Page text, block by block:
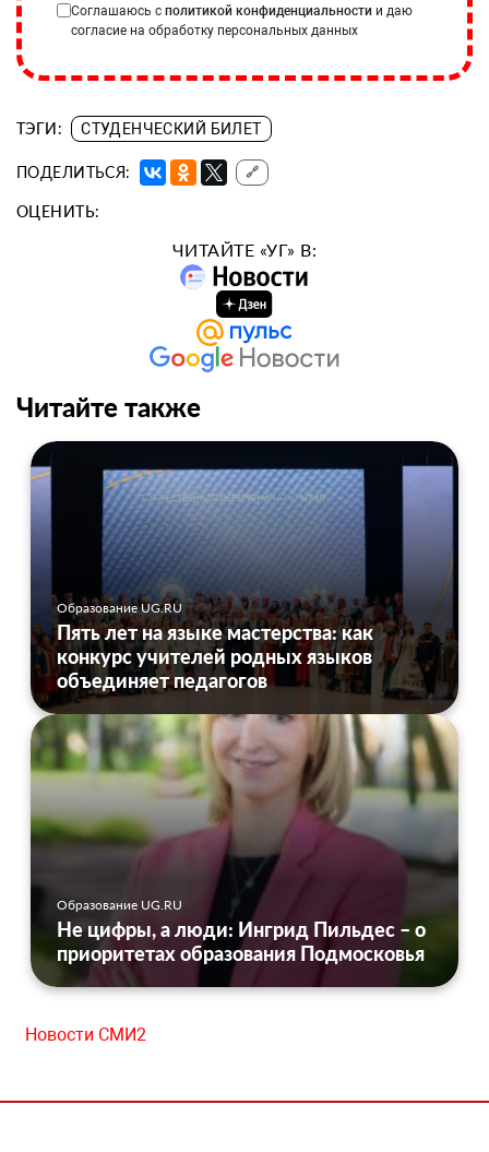
Соглашаюсь с политикой конфиденциальности и даю
согласие на обработку персональных данных
ТЭГИ: СТУДЕНЧЕСКИЙ БИЛЕТ
ПОДЕЛИТЬСЯ: 🔗
ОЦЕНИТЬ:
ЧИТАЙТЕ «УГ» В:
Читайте также
Образование UG.RU
Пять лет на языке мастерства: как
конкурс учителей родных языков
объединяет педагогов
Образование UG.RU
Не цифры, а люди: Ингрид Пильдес – о
приоритетах образования Подмосковья
Новости СМИ2